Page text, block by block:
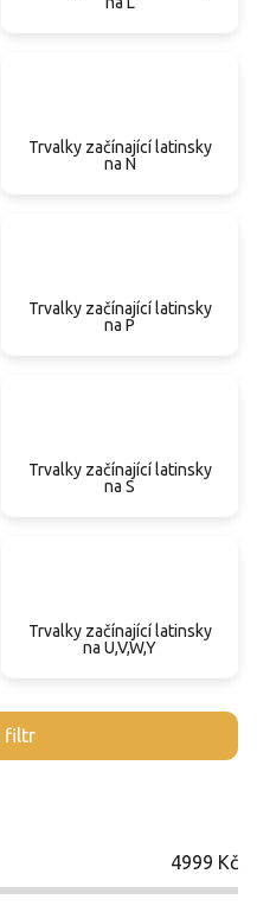
Trvalky začínající latinsky
na N
Trvalky začínající latinsky
na P
Trvalky začínající latinsky
na S
Trvalky začínající latinsky
na U,V,W,Y
filtr
4999 Kč